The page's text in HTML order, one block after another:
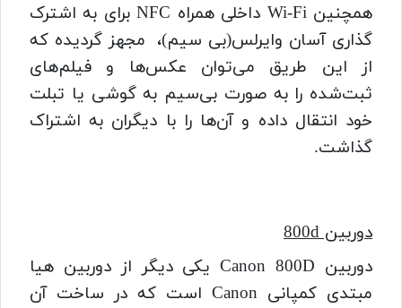
همچنین Wi-Fi داخلی همراه NFC برای به اشترک
گذاری آسان وایرلس(بی سیم)، مجهز گردیده که
از این طریق می‌توان عکس‌ها و فیلم‌های
ثبت‌شده را به صورت بی‌سیم به گوشی یا تبلت
خود انتقال داده و آن‌ها را با دیگران به اشتراک
گذاشت.
دوربین 800d
دوربین Canon 800D یکی دیگر از دوربین هیا
مبتدی کمپانی Canon است که در ساخت آن